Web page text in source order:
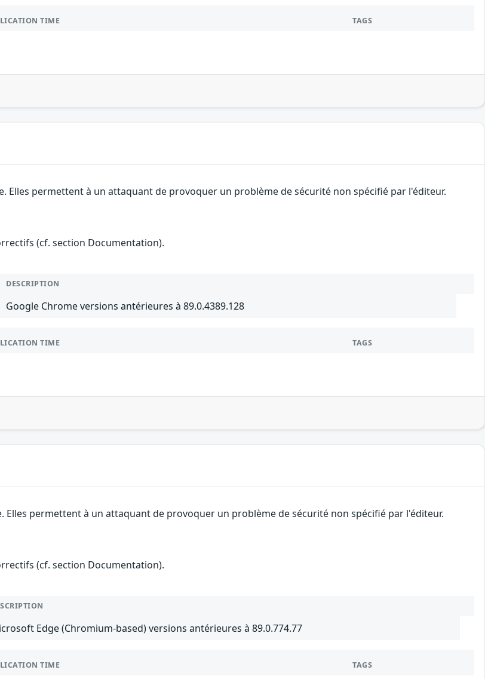
TIME TAGS
Elles permettent à un attaquant de provoquer un problème de sécurité non spécifié par l'éditeur.
(cf. section Documentation).
DESCRIPTION
Google Chrome versions antérieures à 89.0.4389.128
TIME TAGS
permettent à un attaquant de provoquer un problème de sécurité non spécifié par l'éditeur.
(cf. section Documentation).
Edge (Chromium-based) versions antérieures à 89.0.774.77
TIME TAGS